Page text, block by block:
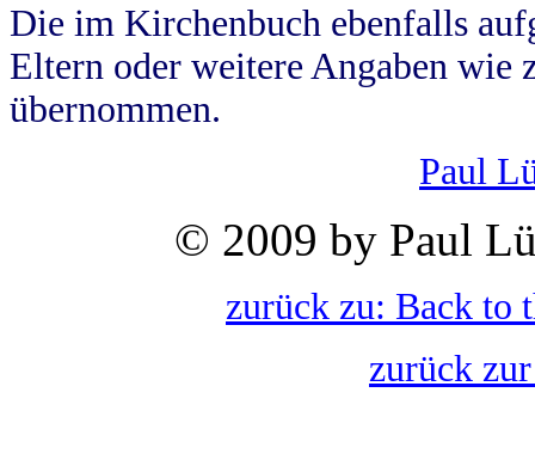
Die im Kirchenbuch ebenfalls
Eltern oder weitere Angaben wie
übernommen.
Paul
© 2009 by Paul
zurück zu: Back to
zurück